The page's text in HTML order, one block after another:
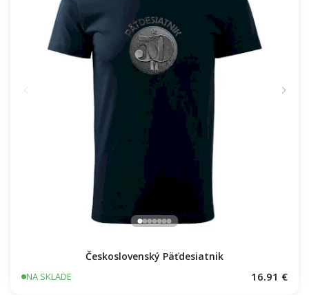
Československý Päťdesiatnik
NA SKLADE 16.91 €